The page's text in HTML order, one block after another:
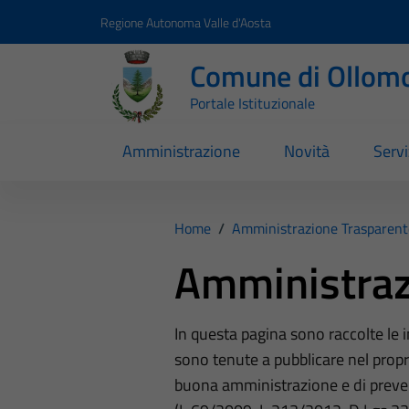
Regione Autonoma Valle d'Aosta
Comune di
Portale Istituzionale
Amministrazione Novità
Home / Amministrazione
In questa pagina sono raccolte
sono tenute a pubblicare nel
buona amministrazione e di